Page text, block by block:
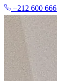
+212 600